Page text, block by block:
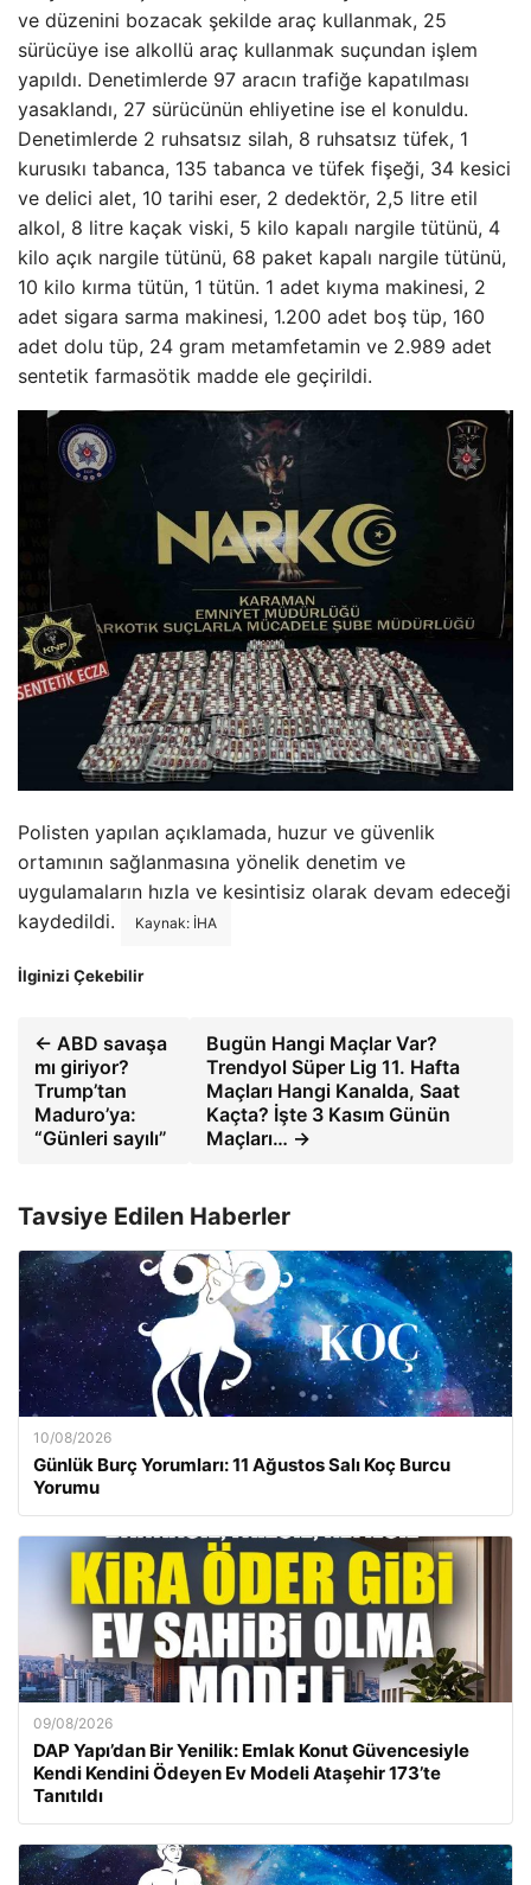
ve düzenini bozacak şekilde araç kullanmak, 25
sürücüye ise alkollü araç kullanmak suçundan işlem
yapıldı. Denetimlerde 97 aracın trafiğe kapatılması
yasaklandı, 27 sürücünün ehliyetine ise el konuldu.
Denetimlerde 2 ruhsatsız silah, 8 ruhsatsız tüfek, 1
kurusıkı tabanca, 135 tabanca ve tüfek fişeği, 34 kesici
ve delici alet, 10 tarihi eser, 2 dedektör, 2,5 litre etil
alkol, 8 litre kaçak viski, 5 kilo kapalı nargile tütünü, 4
kilo açık nargile tütünü, 68 paket kapalı nargile tütünü,
10 kilo kırma tütün, 1 tütün. 1 adet kıyma makinesi, 2
adet sigara sarma makinesi, 1.200 adet boş tüp, 160
adet dolu tüp, 24 gram metamfetamin ve 2.989 adet
sentetik farmasötik madde ele geçirildi.
Polisten yapılan açıklamada, huzur ve güvenlik
ortamının sağlanmasına yönelik denetim ve
uygulamaların hızla ve kesintisiz olarak devam edeceği
kaydedildi.
Kaynak: İHA
İlginizi Çekebilir
← ABD savaşa
mı giriyor?
Trump’tan
Maduro’ya:
“Günleri sayılı”
Bugün Hangi Maçlar Var?
Trendyol Süper Lig 11. Hafta
Maçları Hangi Kanalda, Saat
Kaçta? İşte 3 Kasım Günün
Maçları… →
Tavsiye Edilen Haberler
10/08/2026
Günlük Burç Yorumları: 11 Ağustos Salı Koç Burcu
Yorumu
09/08/2026
DAP Yapı’dan Bir Yenilik: Emlak Konut Güvencesiyle
Kendi Kendini Ödeyen Ev Modeli Ataşehir 173’te
Tanıtıldı